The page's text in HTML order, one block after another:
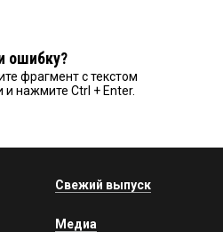
ошибку?
фрагмент с текстом
и нажмите Ctrl + Enter.
Свежий выпуск
Медиа